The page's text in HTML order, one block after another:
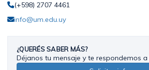
(+598) 2707 4461
info@um.edu.uy
¿QUERÉS SABER MÁS?
Déjanos tu mensaje y te respondemos